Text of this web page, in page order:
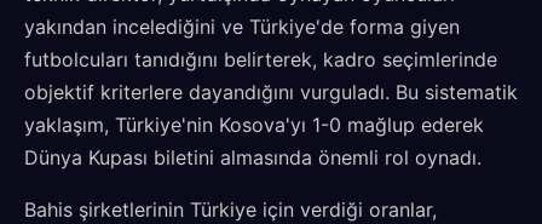
yakından incelediğini ve Türkiye'de forma giyen
futbolcuları tanıdığını belirterek, kadro seçimlerinde
objektif kriterlere dayandığını vurguladı. Bu sistematik
yaklaşım, Türkiye'nin Kosova'yı 1-0 mağlup ederek
Dünya Kupası biletini almasında önemli rol oynadı.
Bahis şirketlerinin Türkiye için verdiği oranlar,